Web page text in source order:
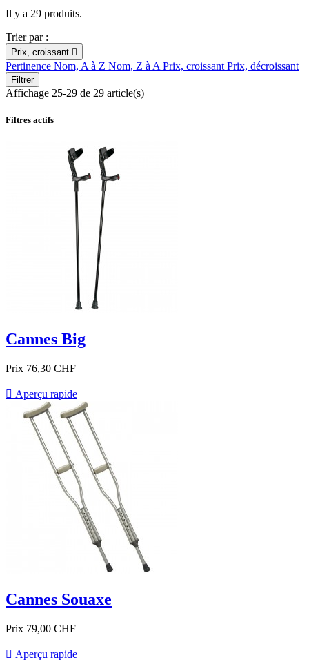
Il y a 29 produits.
Trier par :
Prix, croissant 
Pertinence Nom, A à Z Nom, Z à A Prix, croissant Prix, décroissant
Filtrer
Affichage 25-29 de 29 article(s)
Filtres actifs
Cannes Big
Prix 76,30 CHF
 Aperçu rapide
Cannes Souaxe
Prix 79,00 CHF
 Aperçu rapide